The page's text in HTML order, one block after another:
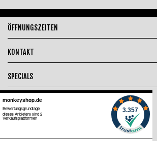
ÖFFNUNGSZEITEN
KONTAKT
SPECIALS